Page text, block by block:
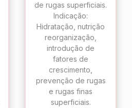
de rugas superficiais.
Indicação:
Hidratação, nutrição
reorganização,
introdução de
fatores de
crescimento,
prevenção de rugas
e rugas finas
superficiais.